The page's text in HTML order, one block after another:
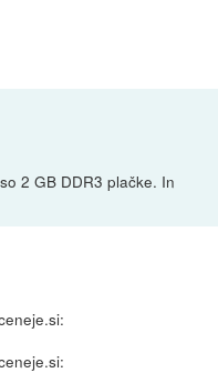
2 GB DDR3 plačke. In